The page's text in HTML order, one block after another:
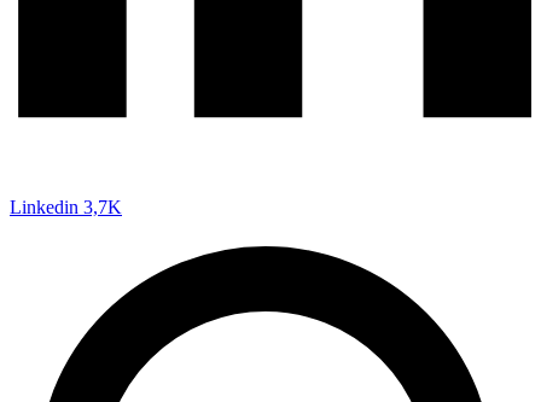
Linkedin 3,7K